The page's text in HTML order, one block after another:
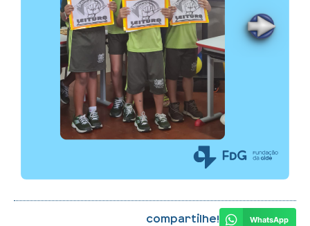
Compartilhe! WhatsApp